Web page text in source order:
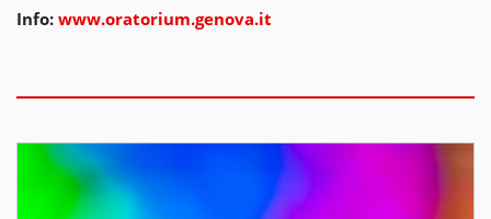
Info: www.oratorium.genova.it